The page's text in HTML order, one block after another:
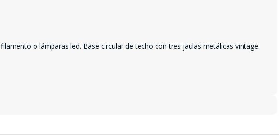
o lámparas led. Base circular de techo con tres jaulas metálicas vintage.